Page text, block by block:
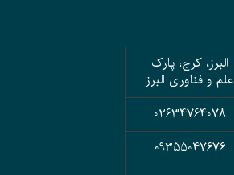
البرز، کرج، پارک
علم و فناوری البرز
02634764078
09355047676